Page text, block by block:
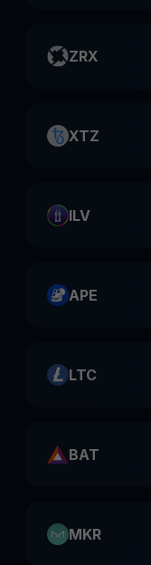
ZRX
XTZ
ILV
APE
LTC
BAT
MKR